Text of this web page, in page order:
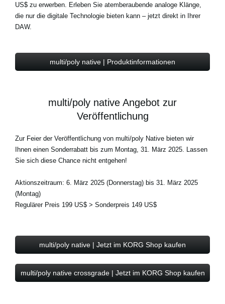
US$ zu erwerben. Erleben Sie atemberaubende analoge Klänge,
die nur die digitale Technologie bieten kann – jetzt direkt in Ihrer
DAW.
multi/poly native | Produktinformationen
multi/poly native Angebot zur
Veröffentlichung
Zur Feier der Veröffentlichung von multi/poly Native bieten wir
Ihnen einen Sonderrabatt bis zum Montag, 31. März 2025. Lassen
Sie sich diese Chance nicht entgehen!
Aktionszeitraum: 6. März 2025 (Donnerstag) bis 31. März 2025
(Montag)
Regulärer Preis 199 US$ > Sonderpreis 149 US$
multi/poly native | Jetzt im KORG Shop kaufen
multi/poly native crossgrade | Jetzt im KORG Shop kaufen